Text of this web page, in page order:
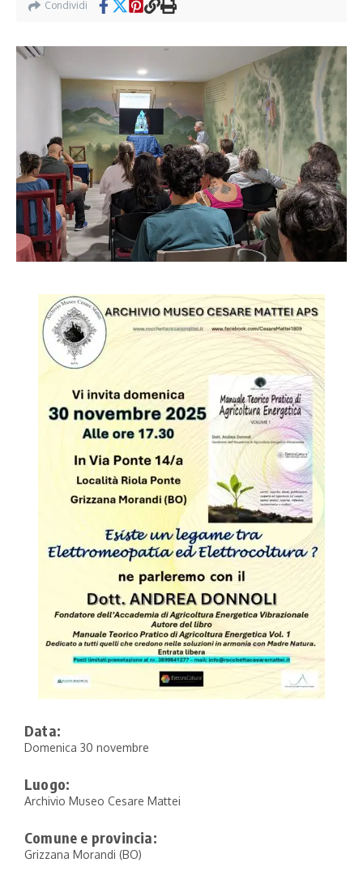
Condividi
Data:
Domenica 30 novembre
Luogo:
Archivio Museo Cesare Mattei
Comune e provincia:
Grizzana Morandi (BO)